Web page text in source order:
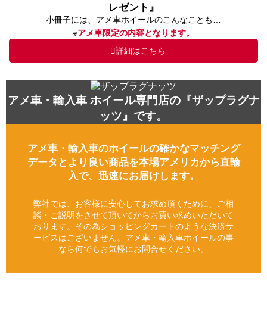
レゼント』
小冊子には、アメ車ホイールのこんなことも…
※アメ車限定の内容となります。
詳細はこちら
アメ車・輸入車 ホイール専門店の『ザップラグナ
ッツ』です。
アメ車・輸入車のホイールの確かなマッチング
データとより良い商品を本場アメリカから直輸
入で、迅速にお届けします。
弊社では、お客様に安心してお求め頂くために、ご相
談・ご説明をさせて頂いてからお買い求めいただいて
おります。その為ショッピングカートのような決済サ
ービスはございません。アメ車・輸入車ホイールの事
なら何でもお気軽にお問合せください。